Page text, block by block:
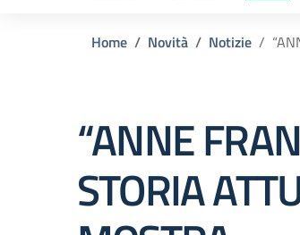
Home Novità Notizie
“ANNE
STORIA